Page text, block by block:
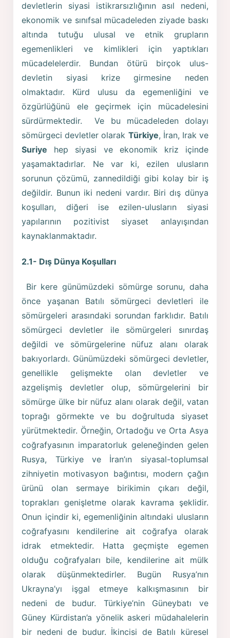
devletlerin siyasi istikrarsızlığının asıl nedeni,
ekonomik ve sınıfsal mücadeleden ziyade baskı
altında tutuğu ulusal ve etnik grupların
egemenlikleri ve kimlikleri için yaptıkları
mücadelelerdir. Bundan ötürü birçok ulus-
devletin siyasi krize girmesine neden
olmaktadır. Kürd ulusu da egemenliğini ve
özgürlüğünü ele geçirmek için mücadelesini
sürdürmektedir. Ve bu mücadeleden dolayı
sömürgeci devletler olarak Türkiye, İran, Irak ve
Suriye hep siyasi ve ekonomik kriz içinde
yaşamaktadırlar. Ne var ki, ezilen ulusların
sorunun çözümü, zannedildiği gibi kolay bir iş
değildir. Bunun iki nedeni vardır. Biri dış dünya
koşulları, diğeri ise ezilen-ulusların siyasi
yapılarının pozitivist siyaset anlayışından
kaynaklanmaktadır.
2.1- Dış Dünya Koşulları
Bir kere günümüzdeki sömürge sorunu, daha
önce yaşanan Batılı sömürgeci devletleri ile
sömürgeleri arasındaki sorundan farklıdır. Batılı
sömürgeci devletler ile sömürgeleri sınırdaş
değildi ve sömürgelerine nüfuz alanı olarak
bakıyorlardı. Günümüzdeki sömürgeci devletler,
genellikle gelişmekte olan devletler ve
azgelişmiş devletler olup, sömürgelerini bir
sömürge ülke bir nüfuz alanı olarak değil, vatan
toprağı görmekte ve bu doğrultuda siyaset
yürütmektedir. Örneğin, Ortadoğu ve Orta Asya
coğrafyasının imparatorluk geleneğinden gelen
Rusya, Türkiye ve İran’ın siyasal-toplumsal
zihniyetin motivasyon bağıntısı, modern çağın
ürünü olan sermaye birikimin çıkarı değil,
toprakları genişletme olarak kavrama şeklidir.
Onun içindir ki, egemenliğinin altındaki ulusların
coğrafyasını kendilerine ait coğrafya olarak
idrak etmektedir. Hatta geçmişte egemen
olduğu coğrafyaları bile, kendilerine ait mülk
olarak düşünmektedirler. Bugün Rusya’nın
Ukrayna’yı işgal etmeye kalkışmasının bir
nedeni de budur. Türkiye’nin Güneybatı ve
Güney Kürdistan’a yönelik askeri müdahalelerin
bir nedeni de budur. İkincisi de Batılı küresel